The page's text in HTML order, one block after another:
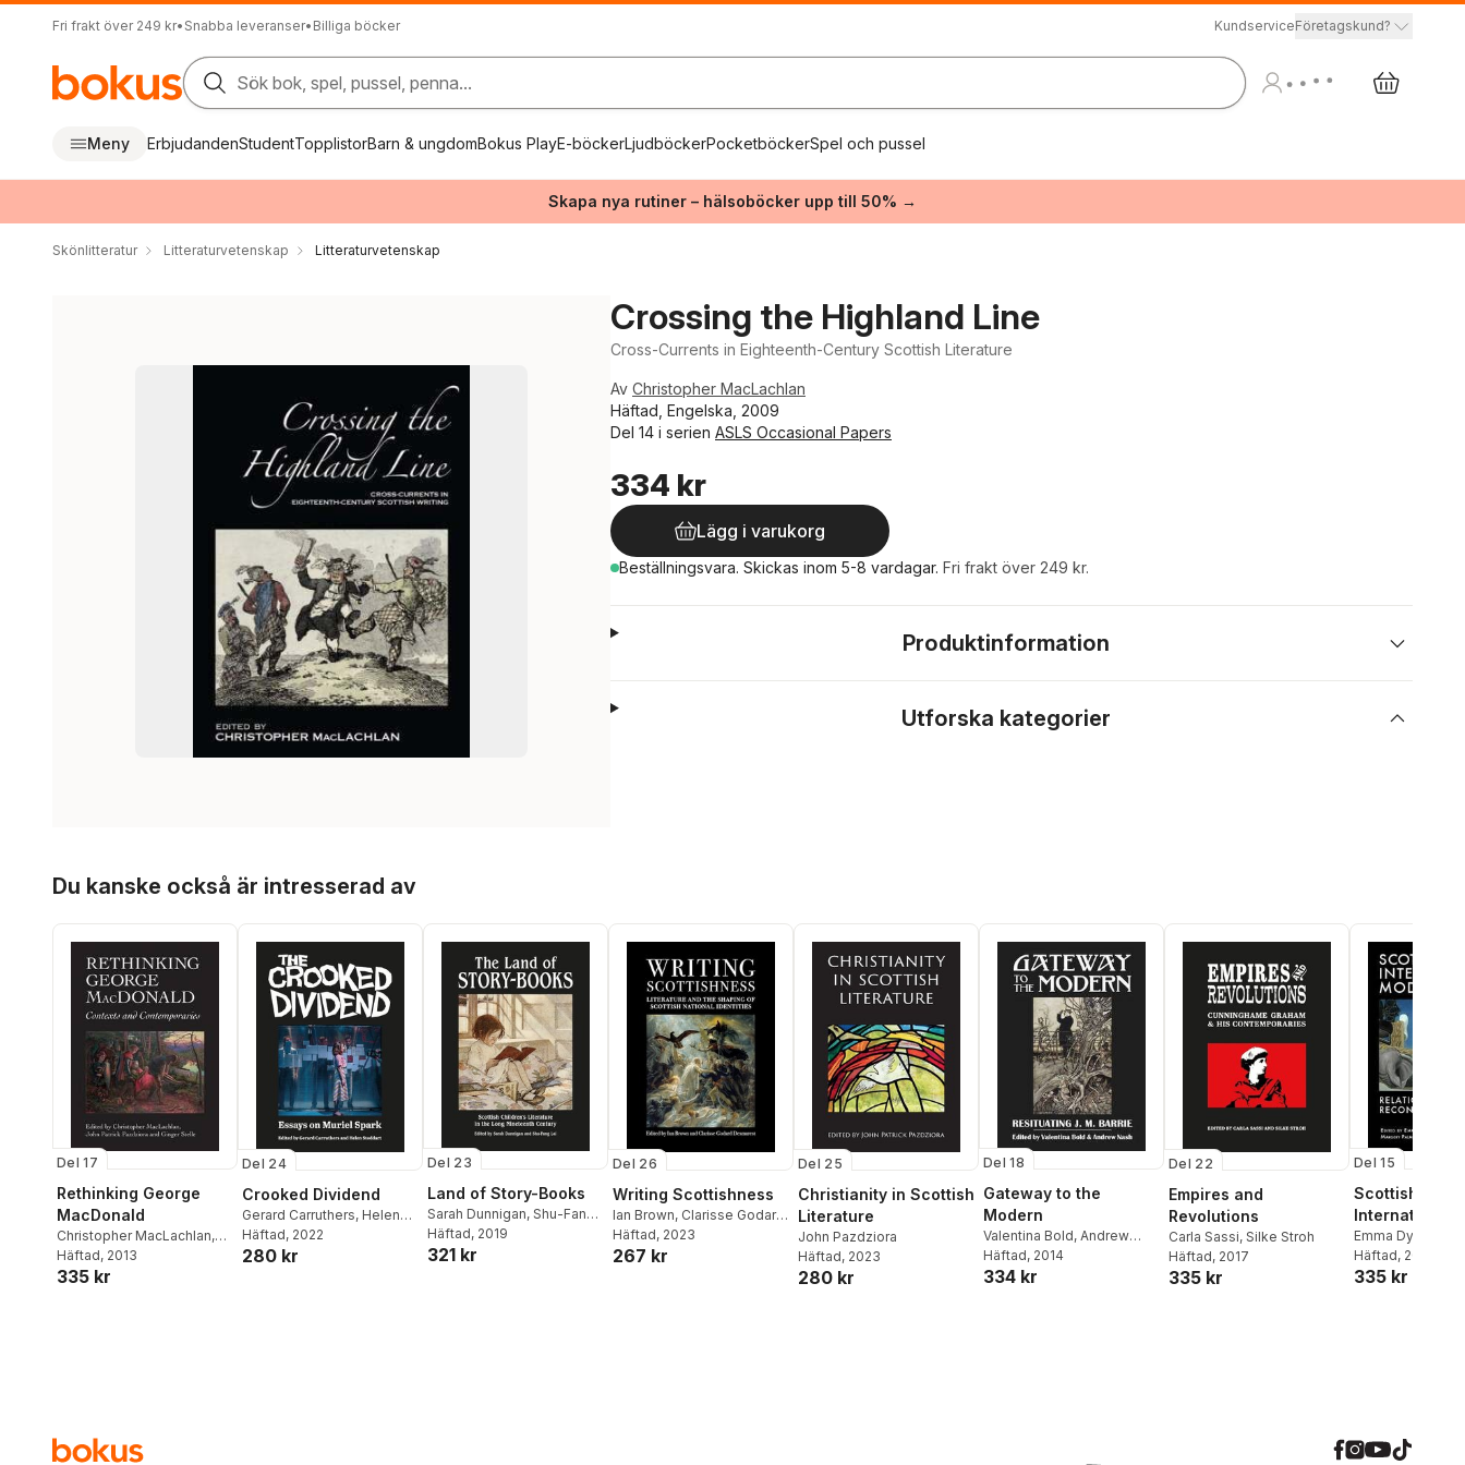
Fri frakt över 249 kr• Snabba leveranser• Billiga böcker KundserviceFöretagskund?
Sök bok, spel, pussel, penna...
Meny ErbjudandenStudentTopplistorBarn & ungdomBokus PlayE-böckerLjudböckerPocketböckerSpel och pussel
Skapa nya rutiner – hälsoböcker upp till 50% →
Skönlitteratur Litteraturvetenskap Litteraturvetenskap
Crossing the Highland Line
Cross-Currents in Eighteenth-Century Scottish Literature
Av Christopher MacLachlan
Häftad, Engelska, 2009
Del 14 i serien ASLS Occasional Papers
334 kr
Lägg i varukorg
Beställningsvara. Skickas inom 5-8 vardagar. Fri frakt över 249 kr.
Produktinformation
Utforska kategorier
Du kanske också är intresserad av
Del 17
Rethinking George
MacDonald
Christopher MacLachlan,
John Patrick Pazdziora
Ginger Stelle
Häftad, 2013
335 kr
Del 24
Crooked Dividend
Gerard Carruthers, Helen
Stoddart
Häftad, 2022
280 kr
Del 23
Land of Story-Books
Sarah Dunnigan, Shu-Fang
Lai
Häftad, 2019
321 kr
Del 26
Writing Scottishness
Ian Brown, Clarisse Godard
Desmarest
Häftad, 2023
267 kr
Del 25
Christianity in Scottish
Literature
John Pazdziora
Häftad, 2023
280 kr
Del 18
Gateway to the
Modern
Valentina Bold, Andrew
Nash
Häftad, 2014
334 kr
Del 22
Empires and
Revolutions
Carla Sassi, Silke Stroh
Häftad, 2017
335 kr
Del 15
Scottish and
International
Modernisms
Emma Dymock
Palmer
Häftad, 2011
335 kr